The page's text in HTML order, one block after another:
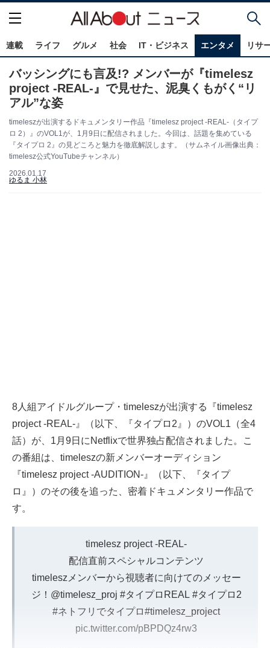
連載 ライフ グルメ 社会 IT・ビジネス エンタメ リサ
バッシングにも言及!? メンバーが『timelesz
project -REAL-』で見せた、泥臭くもがく“リ
アル”な姿
timeleszが出演するドキュメンタリー作品『timelesz project -REAL-（タイプ
ロ 2）』のVOL1が、1月9日に配信されました。今回は、話題を集めている
『タイプロ 2』の見どころと魅力を徹底解説します。（サムネイル画像出典：
timelesz公式YouTubeチャンネル）
2026.01.17
ゆるま 小林
8人組アイドルグループ・timeleszが出演する『timelesz
project -REAL-』（以下、『タイプロ2』）のVOL1（全4
話）が、1月9日にNetflixで世界独占配信されました。こ
の番組は、timeleszの新メンバーオーディション
『timelesz project -AUDITION-』（以下、『タイプ
ロ』）のその後を追った、密着ドキュメンタリー作品で
す。
timelesz project -REAL-
配信直前スペシャルコンテンツ
timeleszメンバーから視聴者に向けてのメッセー
ジ！ @timelesz_proj #タイプロREAL #タイプロ2
#ネトフリでタイプロ#timelesz_project
pic.twitter.com/pBPDQz4rw3